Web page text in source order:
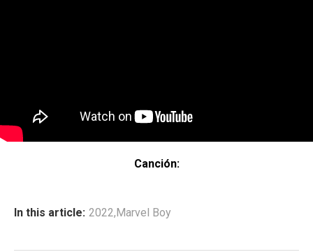
Canción:
In this article: 2022,Marvel Boy